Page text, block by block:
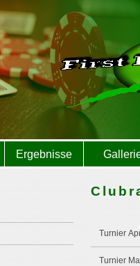
Ergebnisse
Turnier
Turnier